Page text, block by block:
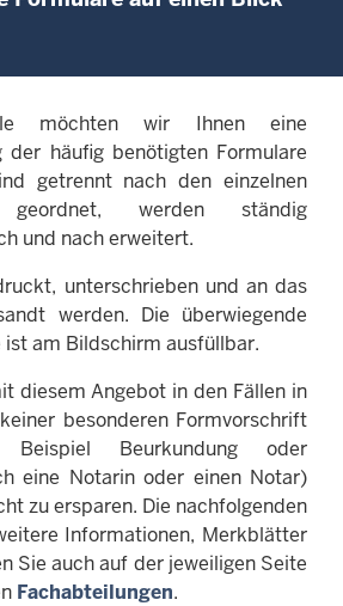
möchten wir Ihnen eine
der häufig benötigten Formulare
getrennt nach den einzelnen
geordnet, werden ständig
und nach erweitert.
unterschrieben und an das
werden. Die überwiegende
ist am Bildschirm ausfüllbar.
diesem Angebot in den Fällen in
besonderen Formvorschrift
Beurkundung oder
eine Notarin oder einen Notar)
zu ersparen. Die nachfolgenden
Informationen, Merkblätter
Sie auch auf der jeweiligen Seite
Fachabteilungen.